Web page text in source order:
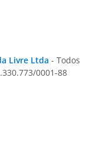
Livre Ltda - Todos
0001-88